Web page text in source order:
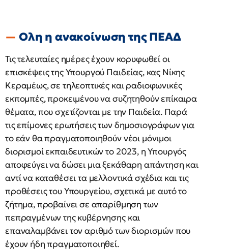
Ολη η ανακοίνωση της ΠΕΑΔ
Τις τελευταίες ημέρες έχουν κορυφωθεί οι
επισκέψεις της Υπουργού Παιδείας, κας Νίκης
Κεραμέως, σε τηλεοπτικές και ραδιοφωνικές
εκπομπές, προκειμένου να συζητηθούν επίκαιρα
θέματα, που σχετίζονται με την Παιδεία. Παρά
τις επίμονες ερωτήσεις των δημοσιογράφων για
το εάν θα πραγματοποιηθούν νέοι μόνιμοι
διορισμοί εκπαιδευτικών το 2023, η Υπουργός
αποφεύγει να δώσει μια ξεκάθαρη απάντηση και
αντί να καταθέσει τα μελλοντικά σχέδια και τις
προθέσεις του Υπουργείου, σχετικά με αυτό το
ζήτημα, προβαίνει σε απαρίθμηση των
πεπραγμένων της κυβέρνησης και
επαναλαμβάνει τον αριθμό των διορισμών που
έχουν ήδη πραγματοποιηθεί.